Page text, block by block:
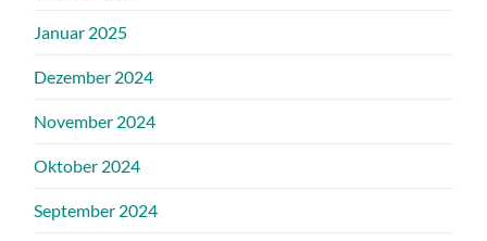
Januar 2025
Dezember 2024
November 2024
Oktober 2024
September 2024